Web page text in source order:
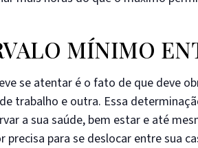
MÍNIMO
se atentar é o fato de que deve
trabalho e outra. Essa
a sua saúde, bem estar e até
para se deslocar entre sua